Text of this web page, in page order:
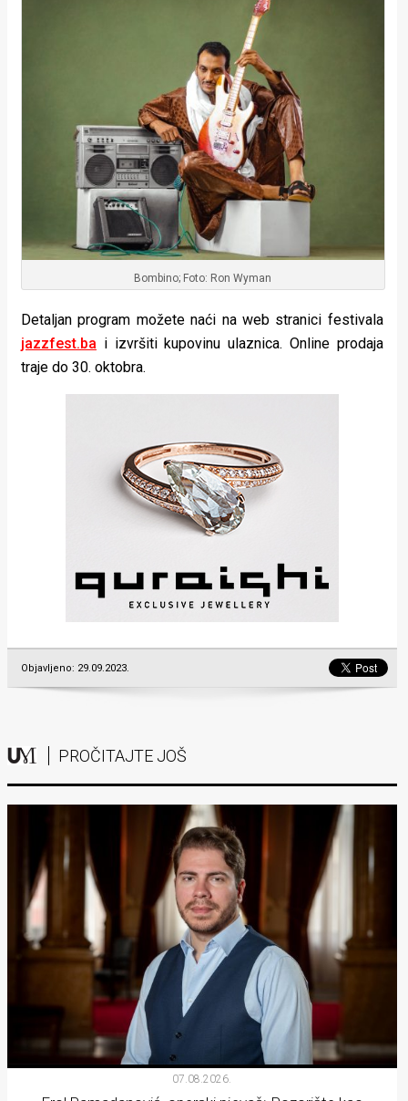
Bombino; Foto: Ron Wyman
Detaljan program možete naći na web stranici festivala
jazzfest.ba i izvršiti kupovinu ulaznica. Online prodaja
traje do 30. oktobra.
Objavljeno: 29.09.2023.
PROČITAJTE JOŠ
07.08.2026.